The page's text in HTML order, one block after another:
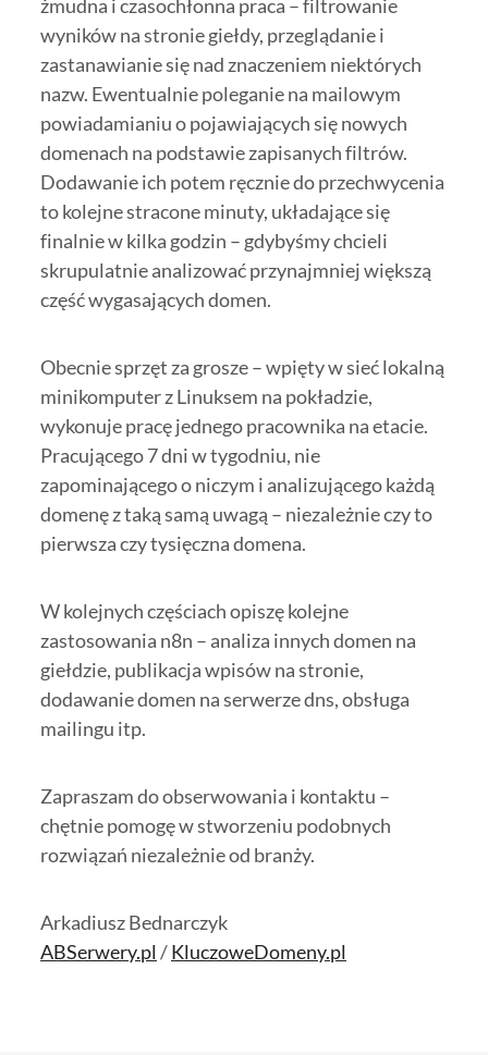
żmudna i czasochłonna praca – filtrowanie
wyników na stronie giełdy, przeglądanie i
zastanawianie się nad znaczeniem niektórych
nazw. Ewentualnie poleganie na mailowym
powiadamianiu o pojawiających się nowych
domenach na podstawie zapisanych filtrów.
Dodawanie ich potem ręcznie do przechwycenia
to kolejne stracone minuty, układające się
finalnie w kilka godzin – gdybyśmy chcieli
skrupulatnie analizować przynajmniej większą
część wygasających domen.
Obecnie sprzęt za grosze – wpięty w sieć lokalną
minikomputer z Linuksem na pokładzie,
wykonuje pracę jednego pracownika na etacie.
Pracującego 7 dni w tygodniu, nie
zapominającego o niczym i analizującego każdą
domenę z taką samą uwagą – niezależnie czy to
pierwsza czy tysięczna domena.
W kolejnych częściach opiszę kolejne
zastosowania n8n – analiza innych domen na
giełdzie, publikacja wpisów na stronie,
dodawanie domen na serwerze dns, obsługa
mailingu itp.
Zapraszam do obserwowania i kontaktu –
chętnie pomogę w stworzeniu podobnych
rozwiązań niezależnie od branży.
Arkadiusz Bednarczyk
ABSerwery.pl /KluczoweDomeny.pl